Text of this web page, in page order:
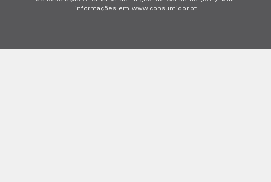
informações em www.consumidor.pt